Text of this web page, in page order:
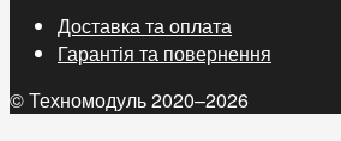
Доставка та оплата
Гарантія та повернення
© Техномодуль 2020–2026